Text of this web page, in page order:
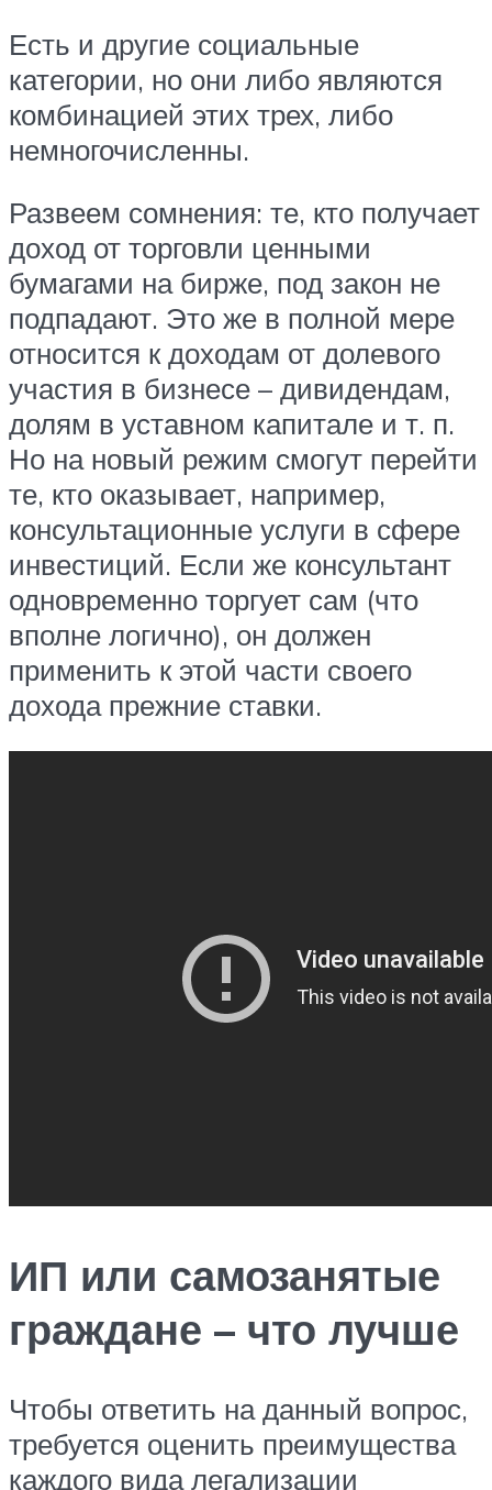
Есть и другие социальные
категории, но они либо являются
комбинацией этих трех, либо
немногочисленны.
Развеем сомнения: те, кто получает
доход от торговли ценными
бумагами на бирже, под закон не
подпадают. Это же в полной мере
относится к доходам от долевого
участия в бизнесе – дивидендам,
долям в уставном капитале и т. п.
Но на новый режим смогут перейти
те, кто оказывает, например,
консультационные услуги в сфере
инвестиций. Если же консультант
одновременно торгует сам (что
вполне логично), он должен
применить к этой части своего
дохода прежние ставки.
ИП или самозанятые
граждане – что лучше
Чтобы ответить на данный вопрос,
требуется оценить преимущества
каждого вида легализации